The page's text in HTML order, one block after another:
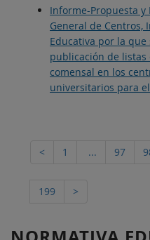
Informe-Propuesta y
General de Centros,
Educativa por la
publicación de
comensal en los
universitarios para
< 1 ... 97
199
>